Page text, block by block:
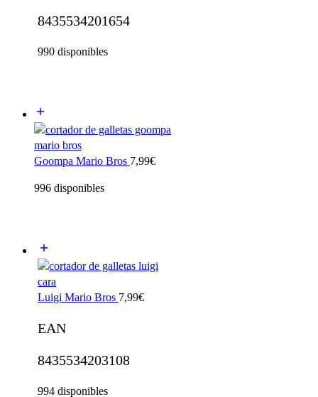
8435534201654
990 disponibles
Goompa Mario Bros 7,99€
996 disponibles
Luigi Mario Bros 7,99€
EAN
8435534203108
994 disponibles